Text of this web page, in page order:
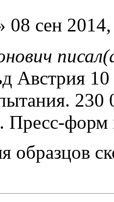
08 сен
Австрия
230
Пресс-форм
образцов